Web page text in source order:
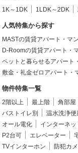
1K～1DK 1LDK～2DK
人気特集から探す
MASTの賃貸アパート・マ
D-Roomの賃貸アパート・
ペットと暮らせるアパート
敷金・礼金ゼロアパート・
物件特集一覧
2階以上 最上階 角部屋
バストイレ別
温水洗浄便
オール電化
インターネ
P2台可
エレベーター
TVインターホン
防犯カ